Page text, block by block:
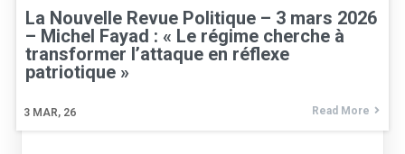
La Nouvelle Revue Politique – 3 mars 2026
– Michel Fayad : « Le régime cherche à
transformer l’attaque en réflexe
patriotique »
3 MAR, 26 Read More